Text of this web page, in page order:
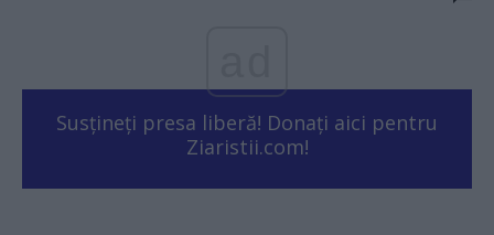
Susțineți presa liberă! Donați aici pentru
Ziaristii.com!